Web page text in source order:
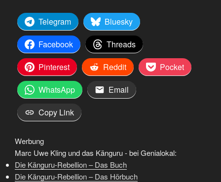
Telegram
Bluesky
Facebook
Threads
Pinterest
Reddit
Pocket
WhatsApp
Email
Copy Link
Werbung
Marc Uwe Kling und das Känguru - bei Genialokal:
Die Känguru-Rebellion – Das Buch
Die Känguru-Rebellion – Das Hörbuch